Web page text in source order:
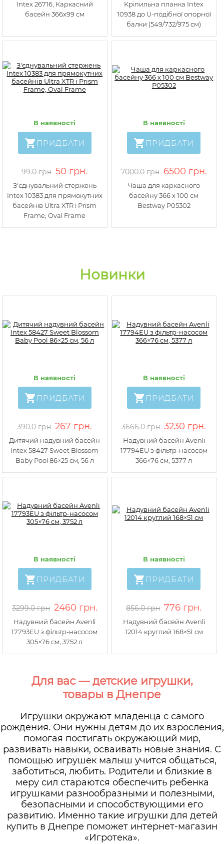
Intex 26716, Каркасний
басейн 366х99 см
Кріпильна планка Intex
10938 до U-подібної опорної
балки (549/732/975 см)
В наявності
ПРИДБАТИ
99.0 грн 50 грн.
З'єднувальний стержень
Intex 10383 для прямокутних
басейнів Ultra XTR і Prism
Frame, Oval Frame
В наявності
ПРИДБАТИ
7000.0 грн 6500 грн.
Чаша для каркасного
басейну 366 х 100 см
Bestway P05302
Новинки
В наявності
ПРИДБАТИ
390.0 грн 267 грн.
Дитячий надувний басейн
Intex 58427 Sweet Blossom
Baby Pool 86×25 см, 56 л
В наявності
ПРИДБАТИ
3666.0 грн 3230 грн.
Надувний басейн Avenli
17794EU з фільтр-насосом
366×76 см, 5377 л
В наявності
ПРИДБАТИ
3299.0 грн 2460 грн.
Надувний басейн Avenli
17793EU з фільтр-насосом
305×76 см, 3752 л
В наявності
ПРИДБАТИ
856.0 грн 776 грн.
Надувний басейн Avenli
12014 круглий 168×51 см
Для вас — детские игрушки,
товары в Днепре
Игрушки окружают младенца с самого
рождения. Они нужны детям до их взросления,
помогая постигать окружающий мир,
развивать навыки, осваивать новые знания. С
помощью игрушек малыш учится общаться,
заботиться, любить. Родители и близкие в
меру сил стараются обеспечить ребенка
игрушками разнообразными и полезными,
безопасными и способствующими его
развитию. Именно такие игрушки для детей
купить в Днепре поможет интернет-магазин
«Игротека».